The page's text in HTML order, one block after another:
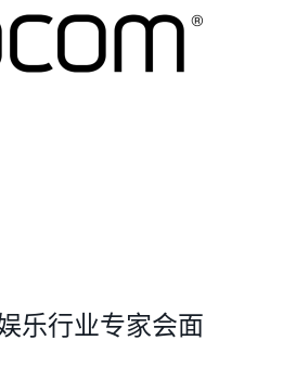
乐行业专家会面